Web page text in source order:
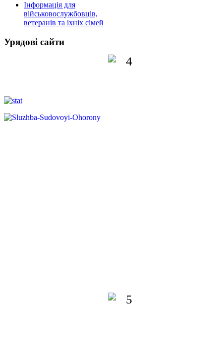
Інформація для
військовослужбовців,
ветеранів та іхніх сімей
Урядові сайти